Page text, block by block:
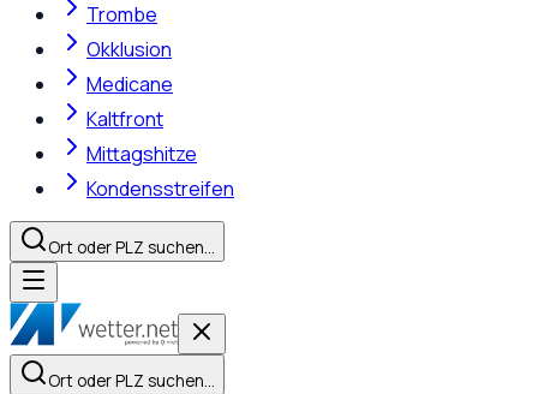
Trombe
Okklusion
Medicane
Kaltfront
Mittagshitze
Kondensstreifen
Ort oder PLZ suchen…
Ort oder PLZ suchen…